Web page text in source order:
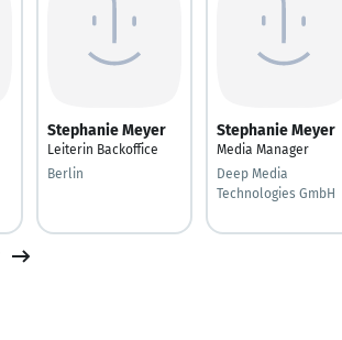
Stephanie Meyer
Leiterin Backoffice
Berlin
Stephanie Meyer
Media Manager
Deep Media
Technologies GmbH